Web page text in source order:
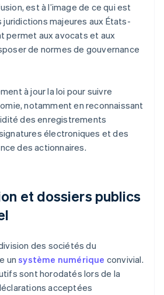
est à l’image de ce qui est
juridictions majeures aux États-
permet aux avocats et aux
de normes de gouvernance
à jour la loi pour suivre
notamment en reconnaissant
des enregistrements
électroniques et des
des actionnaires.
et dossiers publics
des sociétés du
unsystème numérique convivial.
sont horodatés lors de la
acceptées